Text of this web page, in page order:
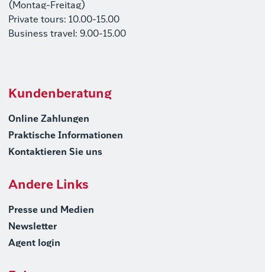
(Montag-Freitag)
Private tours: 10.00-15.00
Business travel: 9.00-15.00
Kundenberatung
Online Zahlungen
Praktische Informationen
Kontaktieren Sie uns
Andere Links
Presse und Medien
Newsletter
Agent login